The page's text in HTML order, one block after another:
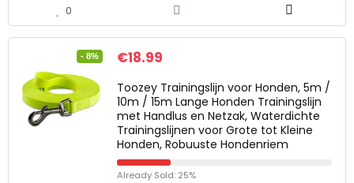
0
- 8% €18.99
Toozey Trainingslijn voor Honden, 5m /
10m / 15m Lange Honden Trainingslijn
met Handlus en Netzak, Waterdichte
Trainingslijnen voor Grote tot Kleine
Honden, Robuuste Hondenriem
Already Sold: 25%